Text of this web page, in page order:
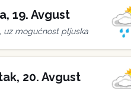
, 19. Avgust
uz mogućnost pljuska
, 20. Avgust